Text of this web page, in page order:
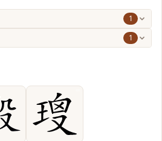
1
1